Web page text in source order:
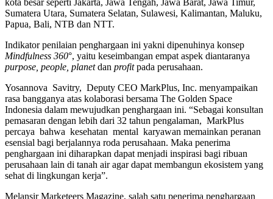
kota besar seperti Jakarta, Jawa Tengah, Jawa Barat, Jawa Timur,
Sumatera Utara, Sumatera Selatan, Sulawesi, Kalimantan, Maluku,
Papua, Bali, NTB dan NTT.
Indikator penilaian penghargaan ini yakni dipenuhinya konsep
Mindfulness 360°, yaitu keseimbangan empat aspek diantaranya
purpose, people, planetdan profitpada perusahaan.
Yosannova Savitry, Deputy CEO MarkPlus, Inc. menyampaikan
rasa bangganya atas kolaborasi bersama The Golden Space
Indonesia dalam mewujudkan penghargaan ini. “Sebagai konsultan
pemasaran dengan lebih dari 32 tahun pengalaman, MarkPlus
percaya bahwa kesehatan mental karyawan memainkan peranan
esensial bagi berjalannya roda perusahaan. Maka penerima
penghargaan ini diharapkan dapat menjadi inspirasi bagi ribuan
perusahaan lain di tanah air agar dapat membangun ekosistem yang
sehat di lingkungan kerja”.
Melansir Marketeers Magazine, salah satu penerima penghargaan